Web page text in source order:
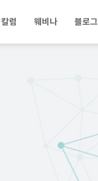
칼럼 웨비나 블로그